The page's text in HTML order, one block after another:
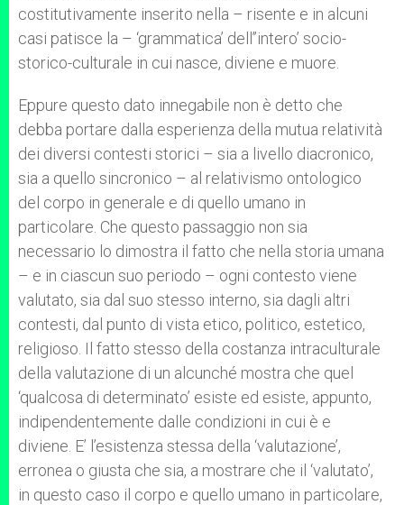
costitutivamente inserito nella – risente e in alcuni
casi patisce la – ‘grammatica’ dell’’intero’ socio-
storico-culturale in cui nasce, diviene e muore.
Eppure questo dato innegabile non è detto che
debba portare dalla esperienza della mutua relatività
dei diversi contesti storici – sia a livello diacronico,
sia a quello sincronico – al relativismo ontologico
del corpo in generale e di quello umano in
particolare. Che questo passaggio non sia
necessario lo dimostra il fatto che nella storia umana
– e in ciascun suo periodo – ogni contesto viene
valutato, sia dal suo stesso interno, sia dagli altri
contesti, dal punto di vista etico, politico, estetico,
religioso. Il fatto stesso della costanza intraculturale
della valutazione di un alcunché mostra che quel
‘qualcosa di determinato’ esiste ed esiste, appunto,
indipendentemente dalle condizioni in cui è e
diviene. E’ l’esistenza stessa della ‘valutazione’,
erronea o giusta che sia, a mostrare che il ‘valutato’,
in questo caso il corpo e quello umano in particolare,